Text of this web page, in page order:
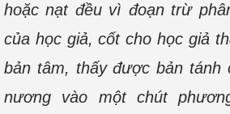
hoặc nạt đều vì đoạn trừ
của học giả, cốt cho học giả
bản tâm, thấy được bản tánh
nương vào một chút